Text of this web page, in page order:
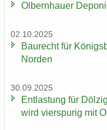
Ol­bern­hau­er
02.10.2025
Bau­recht für
Nor­den
30.09.2025
Ent­las­tung für
wird vier­spu­rig mit